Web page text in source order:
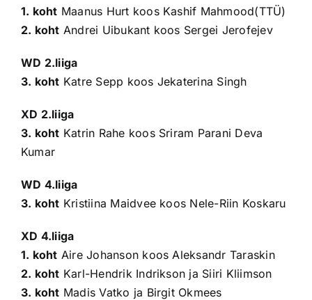
1. koht Maanus Hurt koos Kashif Mahmood(TTÜ)
2. koht Andrei Uibukant koos Sergei Jerofejev
WD 2.liiga
3. koht Katre Sepp koos Jekaterina Singh
XD 2.liiga
3. koht Katrin Rahe koos Sriram Parani Deva
Kumar
WD 4.liiga
3. koht Kristiina Maidvee koos Nele-Riin Koskaru
XD 4.liiga
1. koht Aire Johanson koos Aleksandr Taraskin
2. koht Karl-Hendrik Indrikson ja Siiri Kliimson
3. koht Madis Vatko ja Birgit Okmees